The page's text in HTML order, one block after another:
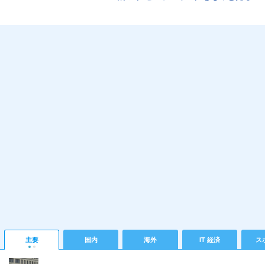
主要 国内 海外 IT 経済 ス